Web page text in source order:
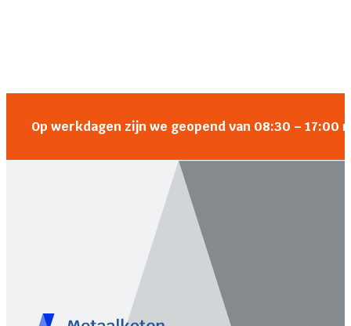
Op werkdagen zijn we geopend van 08:30 –